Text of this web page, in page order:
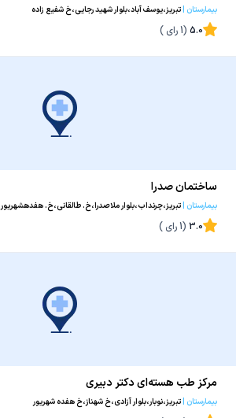
بیمارستان |تبریز،یوسف آباد،بلوار شهید رجایی،خ شفیع زاده
5.0
(
1رای )
ساختمان صدرا
بیمارستان |تبریز،چرنداب،بلوار ملاصدرا،خ. طالقانی،خ. هفدهشهریور
3.0
(
1رای )
مرکز طب هسته‌ای دکتر دبیری
بیمارستان |تبریز،نوبار،بلوار آزادی،خ شهناز،خ هفده شهریور